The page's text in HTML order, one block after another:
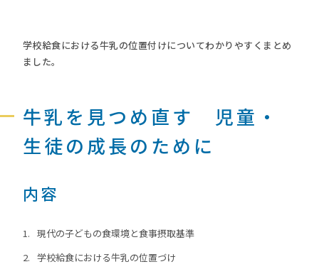
学校給食における牛乳の位置付けについてわかりやすくまとめ
ました。
牛乳を見つめ直す 児童・
生徒の成長のために
内容
現代の子どもの食環境と食事摂取基準
学校給食における牛乳の位置づけ